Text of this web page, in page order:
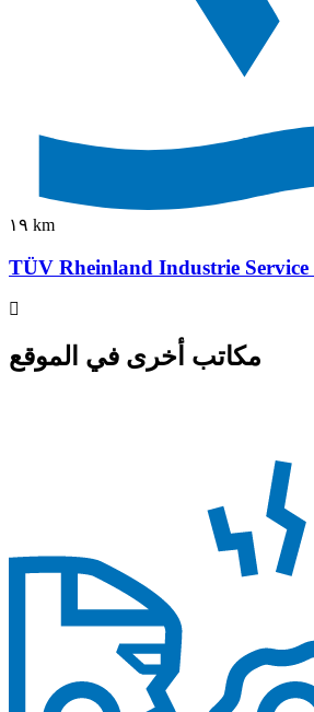
١٩ km
TÜV Rheinland Industrie
مكاتب أخرى في الموقع